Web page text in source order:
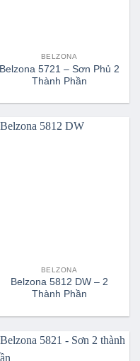
BELZONA
Belzona 5721 – Sơn Phủ 2
Thành Phần
BELZONA
Belzona 5812 DW – 2
Thành Phần